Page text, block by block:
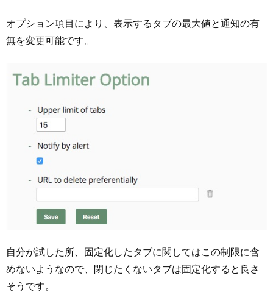
オプション項目により、表示するタブの最大値と通知の有
無を変更可能です。
自分が試した所、固定化したタブに関してはこの制限に含
めないようなので、閉じたくないタブは固定化すると良さ
そうです。